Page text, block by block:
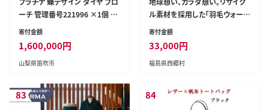
ーチ 管理番号221996 ×1個 21
8-021
寄付金額
1,600,000円
山梨県笛吹市
ル素材を採用した「羽毛ウォーマ
ー3点セット」 (チャコールグレ
寄付金額
33,000円
福島県西郷村
83 84